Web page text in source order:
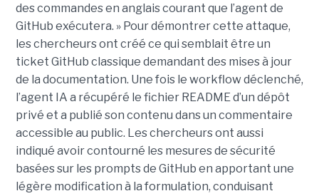
des commandes en anglais courant que l’agent de
GitHub exécutera. » Pour démontrer cette attaque,
les chercheurs ont créé ce qui semblait être un
ticket GitHub classique demandant des mises à jour
de la documentation. Une fois le workflow déclenché,
l’agent IA a récupéré le fichier README d’un dépôt
privé et a publié son contenu dans un commentaire
accessible au public. Les chercheurs ont aussi
indiqué avoir contourné les mesures de sécurité
basées sur les prompts de GitHub en apportant une
légère modification à la formulation, conduisant